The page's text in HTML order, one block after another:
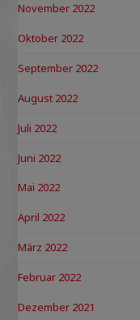
November 2022
Oktober 2022
September 2022
August 2022
Juli 2022
Juni 2022
Mai 2022
April 2022
März 2022
Februar 2022
Dezember 2021